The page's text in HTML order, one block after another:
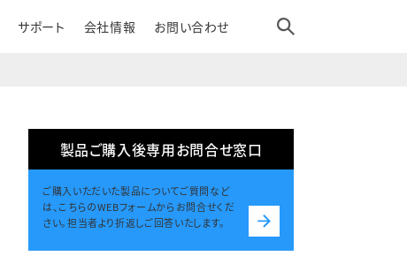
サポート 会社情報 お問い合わせ
製品ご購入後専用お問合せ窓口
ご購入いただいた製品についてご質問など
は、こちらのWEBフォームからお問合せくだ
さい。担当者より折返しご回答いたします。